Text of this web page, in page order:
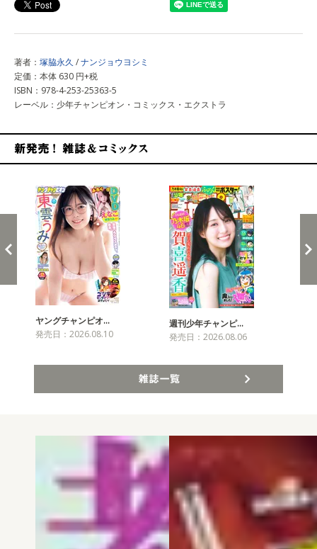
著者： 塚脇永久 /ナンジョウヨシミ
定価：本体 630 円+税
ISBN：978-4-253-25363-5
レーベル：少年チャンピオン・コミックス・エクストラ
ヤングチャンピオ…
発売日：2026.08.10
週刊少年チャンピ…
発売日：2026.08.06